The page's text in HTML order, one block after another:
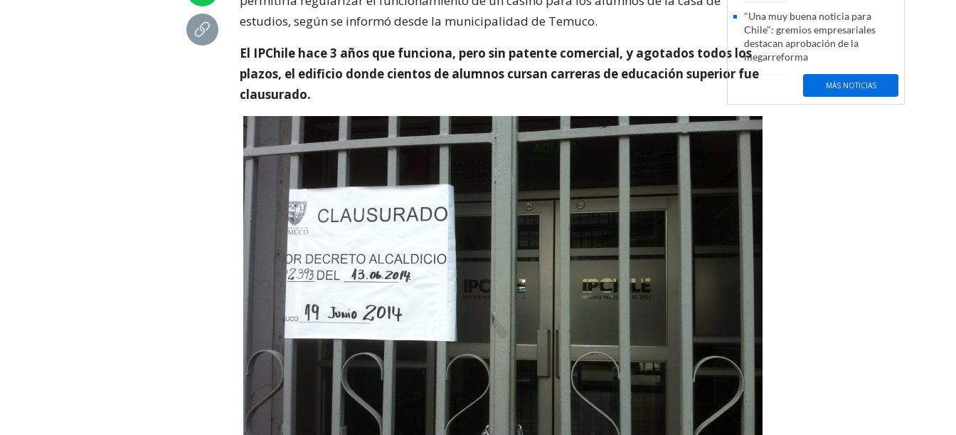
estudios, según se informó desde la municipalidad de Temuco.
El IPChile hace 3 años que funciona, pero sin patente comercial, y agotados todos los
plazos, el edificio donde cientos de alumnos cursan carreras de educación superior fue
clausurado.
"Una muy buena noticia para
Chile": gremios empresariales
destacan aprobación de la
megarreforma
MÁS NOTICIAS